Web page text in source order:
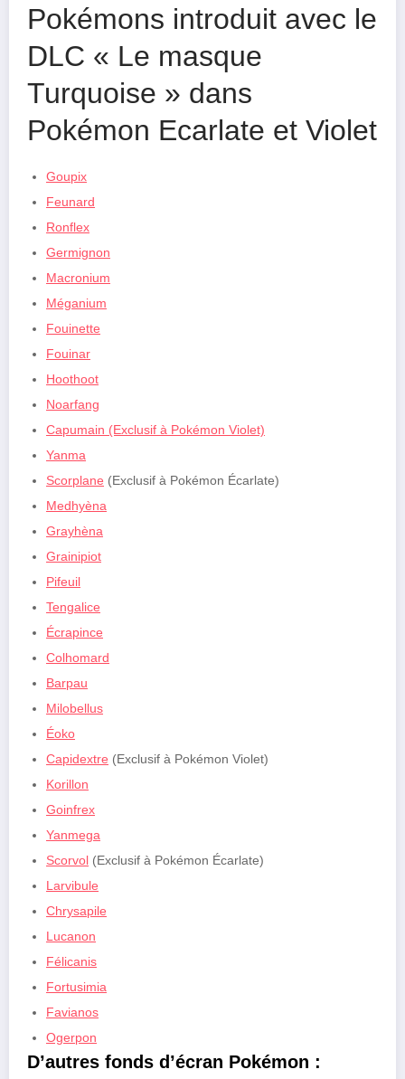
Pokémons introduit avec le
DLC « Le masque
Turquoise » dans
Pokémon Ecarlate et Violet
Goupix
Feunard
Ronflex
Germignon
Macronium
Méganium
Fouinette
Fouinar
Hoothoot
Noarfang
Capumain (Exclusif à Pokémon Violet)
Yanma
Scorplane (Exclusif à Pokémon Écarlate)
Medhyèna
Grayhèna
Grainipiot
Pifeuil
Tengalice
Écrapince
Colhomard
Barpau
Milobellus
Éoko
Capidextre (Exclusif à Pokémon Violet)
Korillon
Goinfrex
Yanmega
Scorvol (Exclusif à Pokémon Écarlate)
Larvibule
Chrysapile
Lucanon
Félicanis
Fortusimia
Favianos
Ogerpon
D’autres fonds d’écran Pokémon :